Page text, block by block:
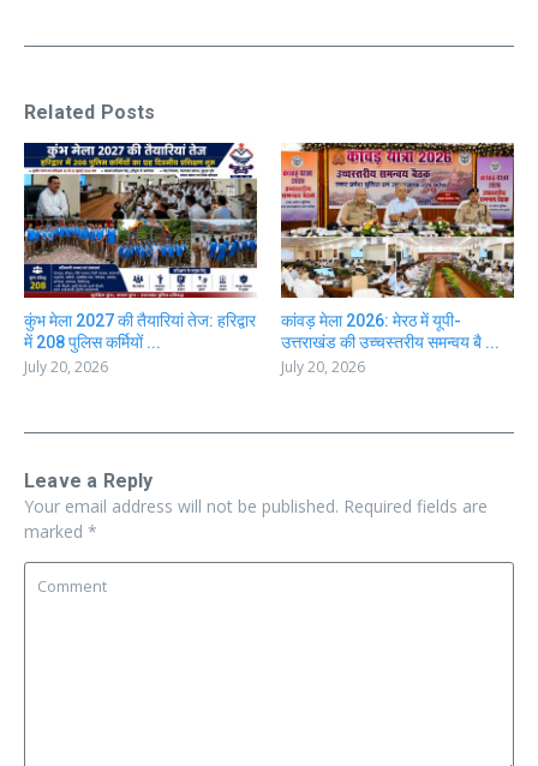
Related Posts
कुंभ मेला 2027 की तैयारियां तेज: हरिद्वार
में 208 पुलिस कर्मियों ...
July 20, 2026
कांवड़ मेला 2026: मेरठ में यूपी-
उत्तराखंड की उच्चस्तरीय समन्वय बै ...
July 20, 2026
Leave a Reply
Your email address will not be published. Required fields are
marked *